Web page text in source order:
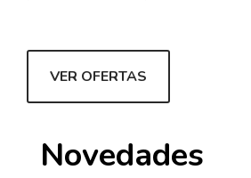
VER OFERTAS
Novedades